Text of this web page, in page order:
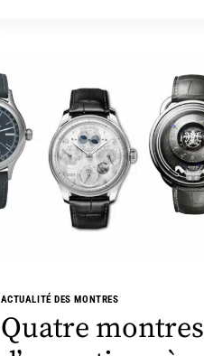
ACTUALITÉ DES MONTRES
Quatre montres